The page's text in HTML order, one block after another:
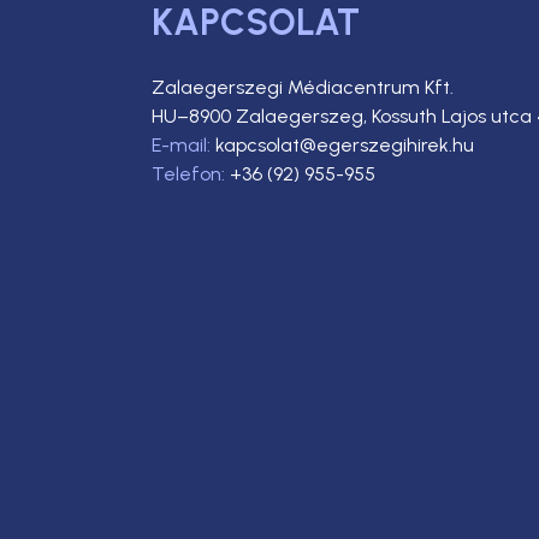
KAPCSOLAT
Zalaegerszegi Médiacentrum Kft.
HU–8900 Zalaegerszeg, Kossuth Lajos utca
E-mail: kapcsolat@egerszegihirek.hu
Telefon: +36 (92) 955-955